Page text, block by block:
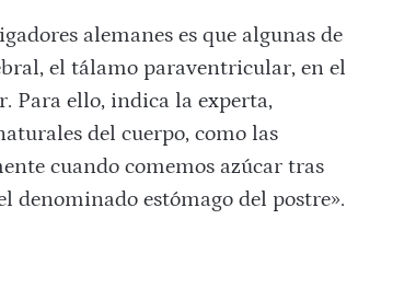
alemanes es que algunas de
el tálamo paraventricular, en el
Para ello, indica la experta,
del cuerpo, como las
cuando comemos azúcar tras
denominado estómago del postre».